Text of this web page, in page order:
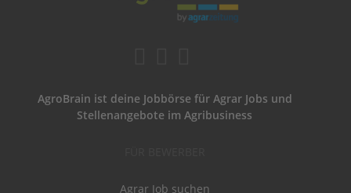
AgroBrain ist deine Jobbörse für Agrar Jobs und
Stellenangebote im Agribusiness
Agrar Job suchen